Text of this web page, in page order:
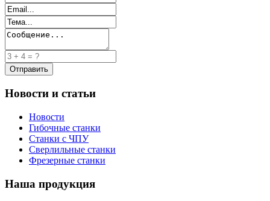
Новости и статьи
Новости
Гибочные станки
Станки с ЧПУ
Сверлильные станки
Фрезерные станки
Наша продукция